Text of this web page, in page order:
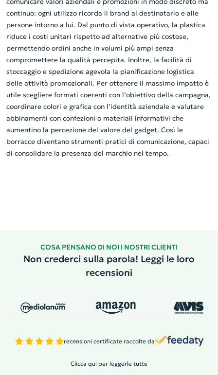
comunicare valori aziendali e promozioni in modo discreto ma
continuo: ogni utilizzo ricorda il brand al destinatario e alle
persone intorno a lui. Dal punto di vista operativo, la plastica
riduce i costi unitari rispetto ad alternative più costose,
permettendo ordini anche in volumi più ampi senza
compromettere la qualità percepita. Inoltre, la facilità di
stoccaggio e spedizione agevola la pianificazione logistica
delle attività promozionali. Per ottenere il massimo impatto è
utile scegliere formati coerenti con l’obiettivo della campagna,
coordinare colori e grafica con l’identità aziendale e valutare
abbinamenti con confezioni o materiali informativi che
aumentino la percezione del valore del gadget. Così le
borracce diventano strumenti pratici di comunicazione, capaci
di consolidare la presenza del marchio nel tempo.
COSA PENSANO DI NOI I NOSTRI CLIENTI
Non crederci sulla parola! Leggi le loro
recensioni
recensioni certificate raccolte da
Clicca qui per leggerle tutte